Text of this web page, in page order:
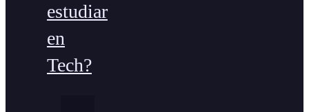
estudiar
en
Tech?